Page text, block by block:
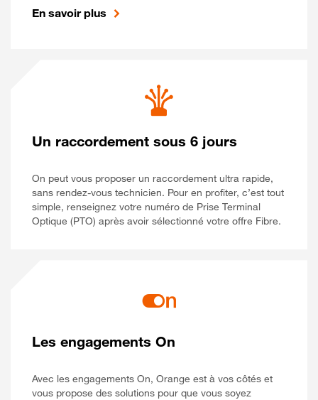
En savoir plus
Un raccordement sous 6 jours
On peut vous proposer un raccordement ultra rapide,
sans rendez-vous technicien. Pour en profiter, c’est tout
simple, renseignez votre numéro de Prise Terminal
Optique (PTO) après avoir sélectionné votre offre Fibre.
Les engagements On
Avec les engagements On, Orange est à vos côtés et
vous propose des solutions pour que vous soyez